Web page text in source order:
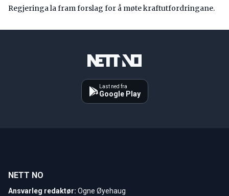
Regjeringa la fram forslag for å møte kraftutfordringane.
Last ned fra
Google Play
NETT NO
Ansvarleg redaktør: Ogne Øyehaug